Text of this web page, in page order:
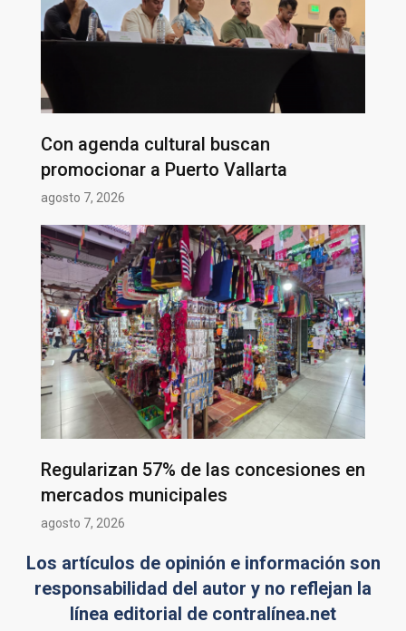
Con agenda cultural buscan
promocionar a Puerto Vallarta
agosto 7, 2026
Regularizan 57% de las concesiones en
mercados municipales
agosto 7, 2026
Los artículos de opinión e información son
responsabilidad del autor y no reflejan la
línea editorial de contralínea.net